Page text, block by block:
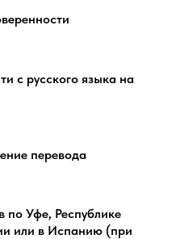
с русского языка на
перевода
по Уфе, Республике
или в Испанию (при